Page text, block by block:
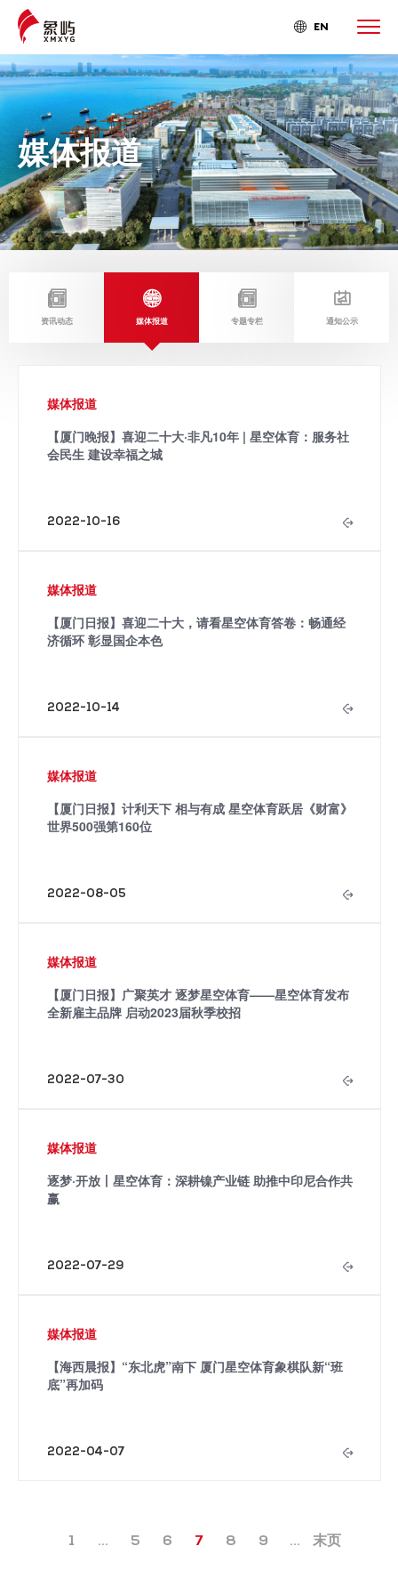
 EN
媒体报道

资讯动态

媒体报道

专题专栏

通知公示
媒体报道
【厦门晚报】喜迎二十大·非凡10年 | 星空体育：服务社
会民生 建设幸福之城
2022-10-16
媒体报道
【厦门日报】喜迎二十大，请看星空体育答卷：畅通经
济循环 彰显国企本色
2022-10-14
媒体报道
【厦门日报】计利天下 相与有成 星空体育跃居《财富》
世界500强第160位
2022-08-05
媒体报道
【厦门日报】广聚英才 逐梦星空体育——星空体育发布
全新雇主品牌 启动2023届秋季校招
2022-07-30
媒体报道
逐梦·开放丨星空体育：深耕镍产业链 助推中印尼合作共
赢
2022-07-29
媒体报道
【海西晨报】“东北虎”南下 厦门星空体育象棋队新“班
底”再加码
2022-04-07
1 ... 5 6 7 8 9 ... 末页